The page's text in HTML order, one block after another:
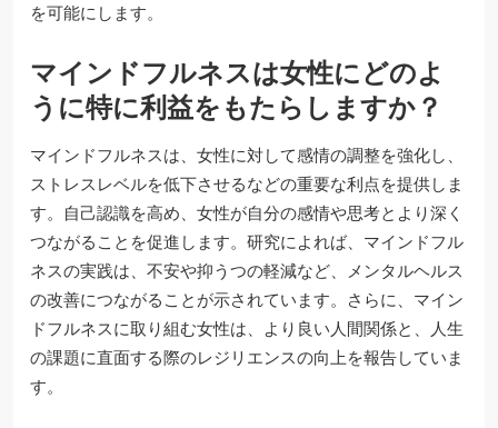
を可能にします。
マインドフルネスは女性にどのよ
うに特に利益をもたらしますか？
マインドフルネスは、女性に対して感情の調整を強化し、
ストレスレベルを低下させるなどの重要な利点を提供しま
す。自己認識を高め、女性が自分の感情や思考とより深く
つながることを促進します。研究によれば、マインドフル
ネスの実践は、不安や抑うつの軽減など、メンタルヘルス
の改善につながることが示されています。さらに、マイン
ドフルネスに取り組む女性は、より良い人間関係と、人生
の課題に直面する際のレジリエンスの向上を報告していま
す。